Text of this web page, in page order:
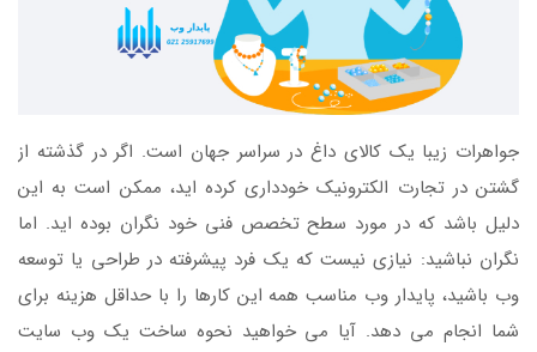
جواهرات زیبا یک کالای داغ در سراسر جهان است. اگر در گذشته از
گشتن در تجارت الکترونیک خودداری کرده اید، ممکن است به این
دلیل باشد که در مورد سطح تخصص فنی خود نگران بوده اید. اما
نگران نباشید: نیازی نیست که یک فرد پیشرفته در طراحی یا توسعه
وب باشید، پایدار وب مناسب همه این کارها را با حداقل هزینه برای
شما انجام می دهد. آیا می خواهید نحوه ساخت یک وب سایت